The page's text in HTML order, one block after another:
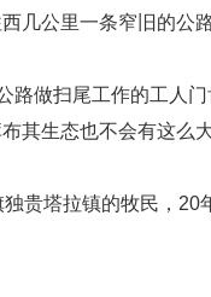
几公里一条窄旧的公
路做扫尾工作的工人
其生态也不会有这么
贵塔拉镇的牧民，20